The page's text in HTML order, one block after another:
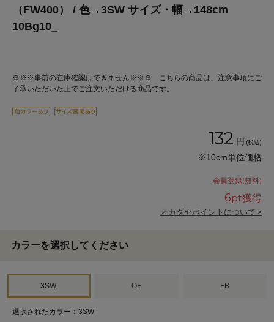
（FW400） / 色→3SW サイズ・幅→148cm
10Bg10_
※※※事前の在庫確認はできません※※※ こちらの商品は、注意事項にご
了承いただいた上でご注文いただける商品です。
132 円 (税込)
※10cm単位価格
会員登録(無料)
6pt獲得
オカダヤポイントについて >
カラーを選択してください
3SW OF FB
選択されたカラー：3SW